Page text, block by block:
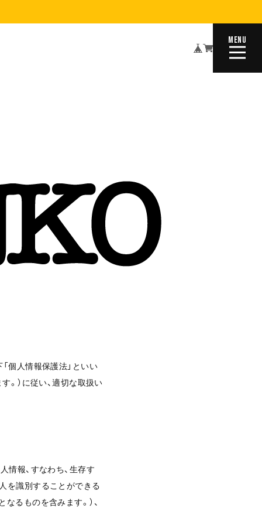
MENU
CLOSE
個人情報保護法」といい
。）に従い、適切な取扱い
情報、すなわち、生存す
を識別することができる
るものを含みます。）、